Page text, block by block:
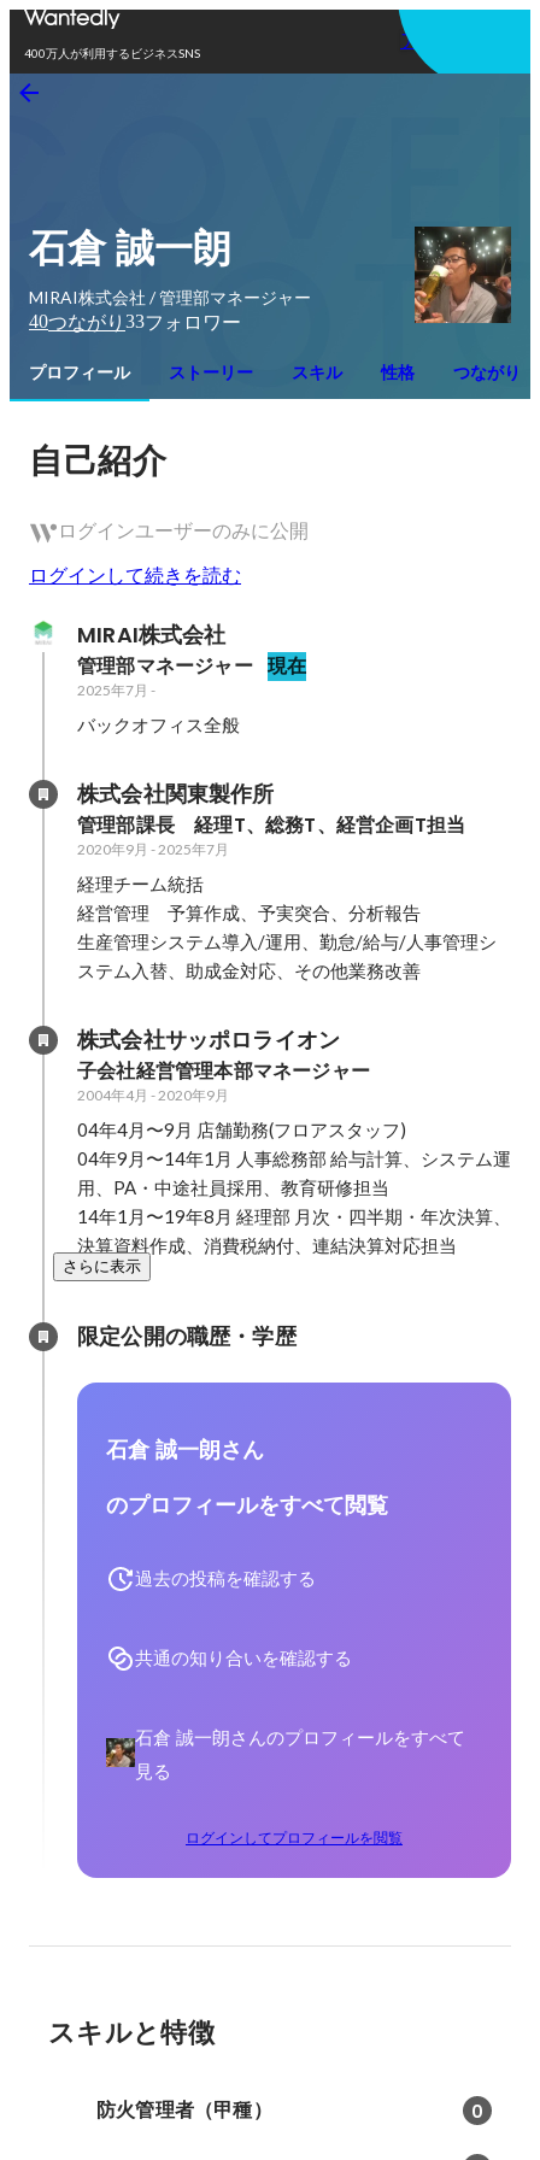
400万人が利用するビジネスSNS
アプリを使う
石倉 誠一朗
MIRAI株式会社 / 管理部マネージャー
40つながり 33フォロワー
プロフィール ストーリー スキル 性格 つながり
自己紹介
ログインユーザーのみに公開
ログインして続きを読む
MIRAI株式会社
管理部マネージャー 現在
2025年7月 -
バックオフィス全般
株式会社関東製作所
管理部課長　経理T、総務T、経営企画T担当
2020年9月 -2025年7月
経理チーム統括
経営管理　予算作成、予実突合、分析報告
生産管理システム導入/運用、勤怠/給与/人事管理シ
ステム入替、助成金対応、その他業務改善
株式会社サッポロライオン
子会社経営管理本部マネージャー
2004年4月 -2020年9月
04年4月〜9月 店舗勤務(フロアスタッフ)
04年9月〜14年1月 人事総務部 給与計算、システム運
用、PA・中途社員採用、教育研修担当
14年1月〜19年8月 経理部 月次・四半期・年次決算、
決算資料作成、消費税納付、連結決算対応担当
さらに表示
限定公開の職歴・学歴
石倉 誠一朗さん
のプロフィールをすべて閲覧
過去の投稿を確認する
共通の知り合いを確認する
石倉 誠一朗さんのプロフィールをすべて
見る
ログインしてプロフィールを閲覧
スキルと特徴
防火管理者（甲種） 0